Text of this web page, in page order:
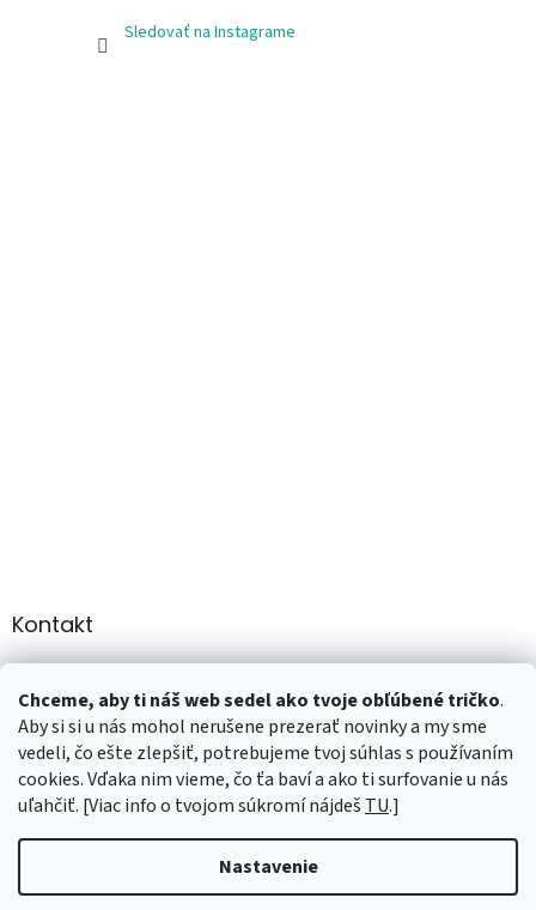
Chceme, aby ti náš web sedel ako tvoje obľúbené tričko.
Aby si si u nás mohol nerušene prezerať novinky a my sme
vedeli, čo ešte zlepšiť, potrebujeme tvoj súhlas s používaním
cookies. Vďaka nim vieme, čo ťa baví a ako ti surfovanie u nás
uľahčiť. [Viac info o tvojom súkromí nájdeš TU.]
Nastavenie
Sledovať na Instagrame
Kontakt
+421 907947783
Vytvoril Shoptet